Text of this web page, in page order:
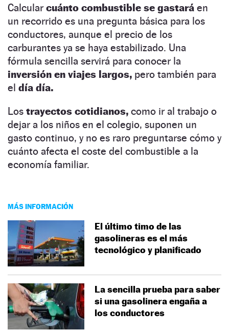
Calcular cuánto combustible se gastará en
un recorrido es una pregunta básica para los
conductores, aunque el precio de los
carburantes ya se haya estabilizado. Una
fórmula sencilla servirá para conocer la
inversión en viajes largos, pero también para
el día día.
Los trayectos cotidianos, como ir al trabajo o
dejar a los niños en el colegio, suponen un
gasto continuo, y no es raro preguntarse cómo y
cuánto afecta el coste del combustible a la
economía familiar.
MÁS INFORMACIÓN
El último timo de las
gasolineras es el más
tecnológico y planificado
La sencilla prueba para saber
si una gasolinera engaña a
los conductores